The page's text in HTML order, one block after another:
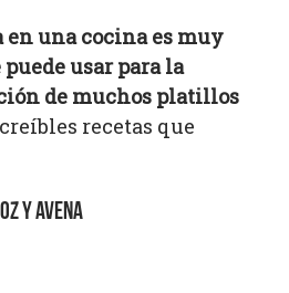
en una cocina es muy
usar para la
de muchos platillos
recetas que
Y AVENA